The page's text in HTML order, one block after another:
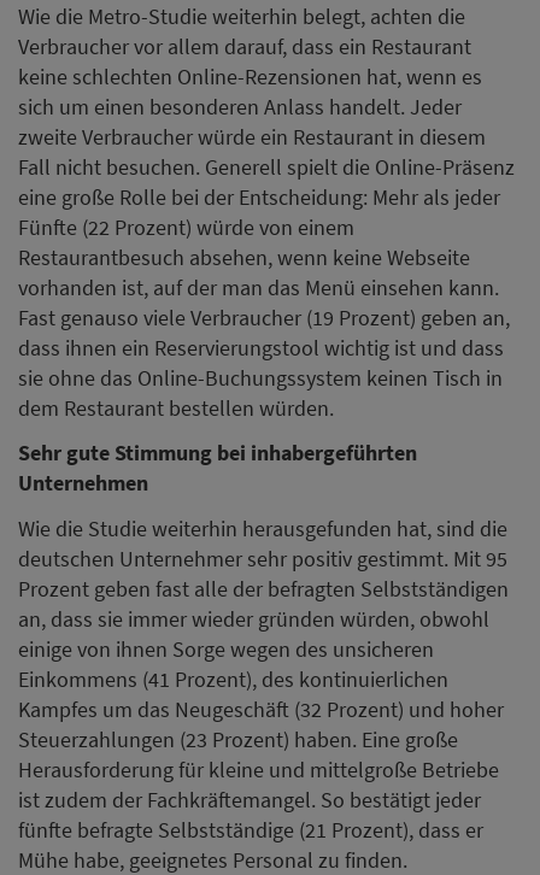
Wie die Metro-Studie weiterhin belegt, achten die
Verbraucher vor allem darauf, dass ein Restaurant
keine schlechten Online-Rezensionen hat, wenn es
sich um einen besonderen Anlass handelt. Jeder
zweite Verbraucher würde ein Restaurant in diesem
Fall nicht besuchen. Generell spielt die Online-Präsenz
eine große Rolle bei der Entscheidung: Mehr als jeder
Fünfte (22 Prozent) würde von einem
Restaurantbesuch absehen, wenn keine Webseite
vorhanden ist, auf der man das Menü einsehen kann.
Fast genauso viele Verbraucher (19 Prozent) geben an,
dass ihnen ein Reservierungstool wichtig ist und dass
sie ohne das Online-Buchungssystem keinen Tisch in
dem Restaurant bestellen würden.
Sehr gute Stimmung bei inhabergeführten
Unternehmen
Wie die Studie weiterhin herausgefunden hat, sind die
deutschen Unternehmer sehr positiv gestimmt. Mit 95
Prozent geben fast alle der befragten Selbstständigen
an, dass sie immer wieder gründen würden, obwohl
einige von ihnen Sorge wegen des unsicheren
Einkommens (41 Prozent), des kontinuierlichen
Kampfes um das Neugeschäft (32 Prozent) und hoher
Steuerzahlungen (23 Prozent) haben. Eine große
Herausforderung für kleine und mittelgroße Betriebe
ist zudem der Fachkräftemangel. So bestätigt jeder
fünfte befragte Selbstständige (21 Prozent), dass er
Mühe habe, geeignetes Personal zu finden.